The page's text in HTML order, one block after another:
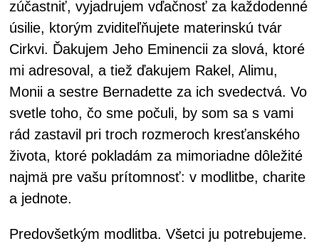
zúčastniť, vyjadrujem vďačnosť za každodenné
úsilie, ktorým zviditeľňujete materinskú tvár
Cirkvi. Ďakujem Jeho Eminencii za slová, ktoré
mi adresoval, a tiež ďakujem Rakel, Alimu,
Monii a sestre Bernadette za ich svedectvá. Vo
svetle toho, čo sme počuli, by som sa s vami
rád zastavil pri troch rozmeroch kresťanského
života, ktoré pokladám za mimoriadne dôležité
najmä pre vašu prítomnosť: v modlitbe, charite
a jednote.
Predovšetkým modlitba. Všetci ju potrebujeme.